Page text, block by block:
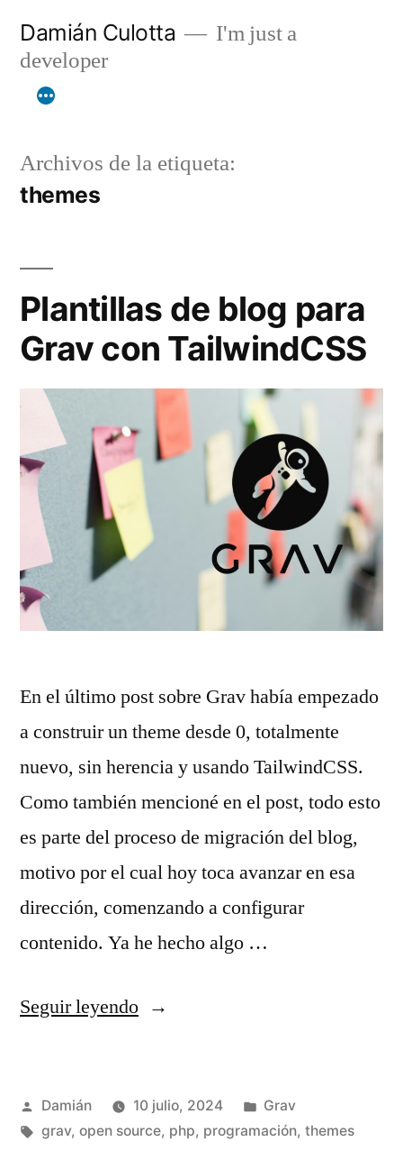
contenido
Damián Culotta
I'm just a
developer
Archivos de la etiqueta:
themes
Plantillas de blog para
Grav con TailwindCSS
En el último post sobre Grav había empezado
a construir un theme desde 0, totalmente
nuevo, sin herencia y usando TailwindCSS.
Como también mencioné en el post, todo esto
es parte del proceso de migración del blog,
motivo por el cual hoy toca avanzar en esa
dirección, comenzando a configurar
contenido. Ya he hecho algo …
Seguir leyendo«Plantillas
para
Grav
Publicado
por
Damián 10 julio, 2024
Publicado
en
Grav
Etiquetas:
grav, open source, php, programación, themes